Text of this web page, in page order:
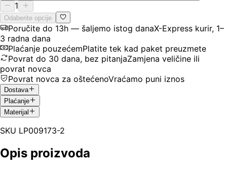
1
Odaberite opcije
Poručite do 13h — šaljemo istog danaX-Express kurir, 1–
3 radna dana
Plaćanje pouzećemPlatite tek kad paket preuzmete
Povrat do 30 dana, bez pitanjaZamjena veličine ili
povrat novca
Povrat novca za oštećenoVraćamo puni iznos
Dostava
Plaćanje
Materijal
SKU LP009173-2
Opis proizvoda